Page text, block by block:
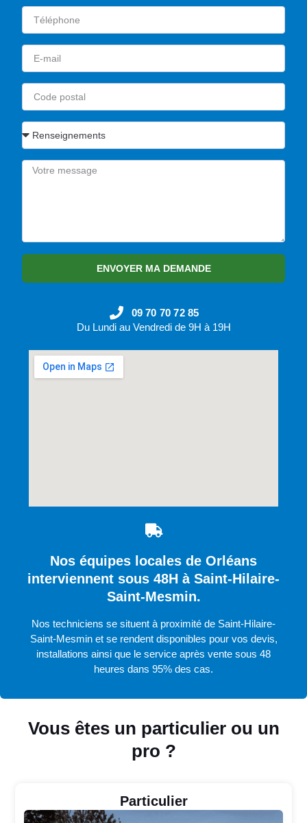
Vous êtes un particulier ou un
pro ?
Particulier
ENVOYER MA DEMANDE
09 70 70 72 85
Du Lundi au Vendredi de 9H à 19H
Nos équipes locales de Orléans
interviennent sous 48H à Saint-Hilaire-
Saint-Mesmin.
Nos techniciens se situent à proximité de Saint-Hilaire-
Saint-Mesmin et se rendent disponibles pour vos devis,
installations ainsi que le service après vente sous 48
heures dans 95% des cas.